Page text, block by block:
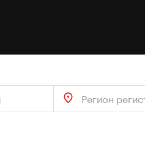
Регион